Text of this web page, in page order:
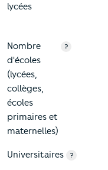
lycées
Nombre
d'écoles
(lycées,
collèges,
écoles
primaires et
maternelles)
?
Universitaires ?